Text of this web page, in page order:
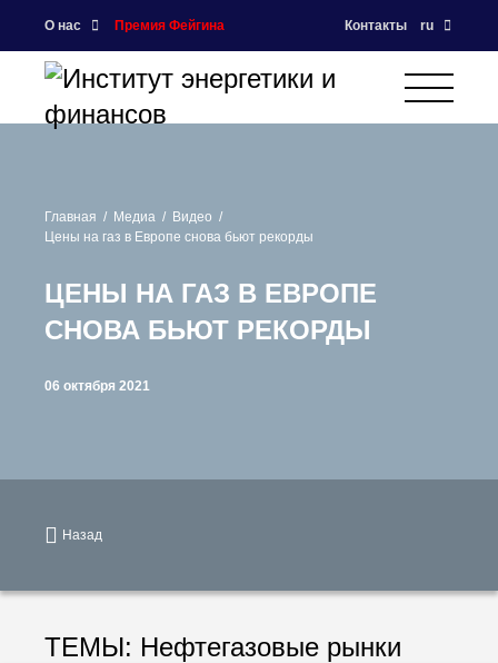
О нас Премия Фейгина Контакты ru
Главная Медиа
Видео
Цены на газ в Европе снова бьют рекорды
ЦЕНЫ НА ГАЗ В ЕВРОПЕ
СНОВА БЬЮТ РЕКОРДЫ
06 октября 2021
Назад
ТЕМЫ: Нефтегазовые рынки